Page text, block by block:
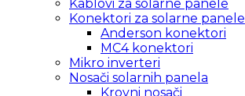
Kablovi za solarne panele
Konektori za solarne panele
Anderson konektori
MC4 konektori
Mikro inverteri
Nosači solarnih panela
Krovni nosači